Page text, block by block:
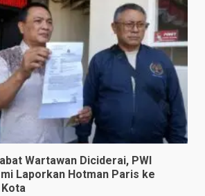
Wartawan Diciderai, PWI
Laporkan Hotman Paris ke